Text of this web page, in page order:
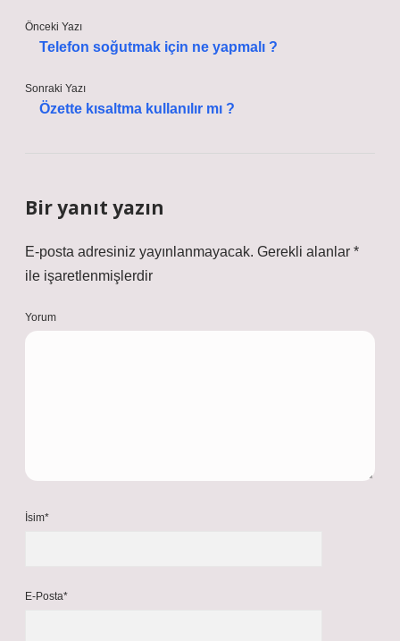
Önceki Yazı
Telefon soğutmak için ne yapmalı ?
Sonraki Yazı
Özette kısaltma kullanılır mı ?
Bir yanıt yazın
E-posta adresiniz yayınlanmayacak. Gerekli alanlar *
ile işaretlenmişlerdir
Yorum
İsim*
E-Posta*